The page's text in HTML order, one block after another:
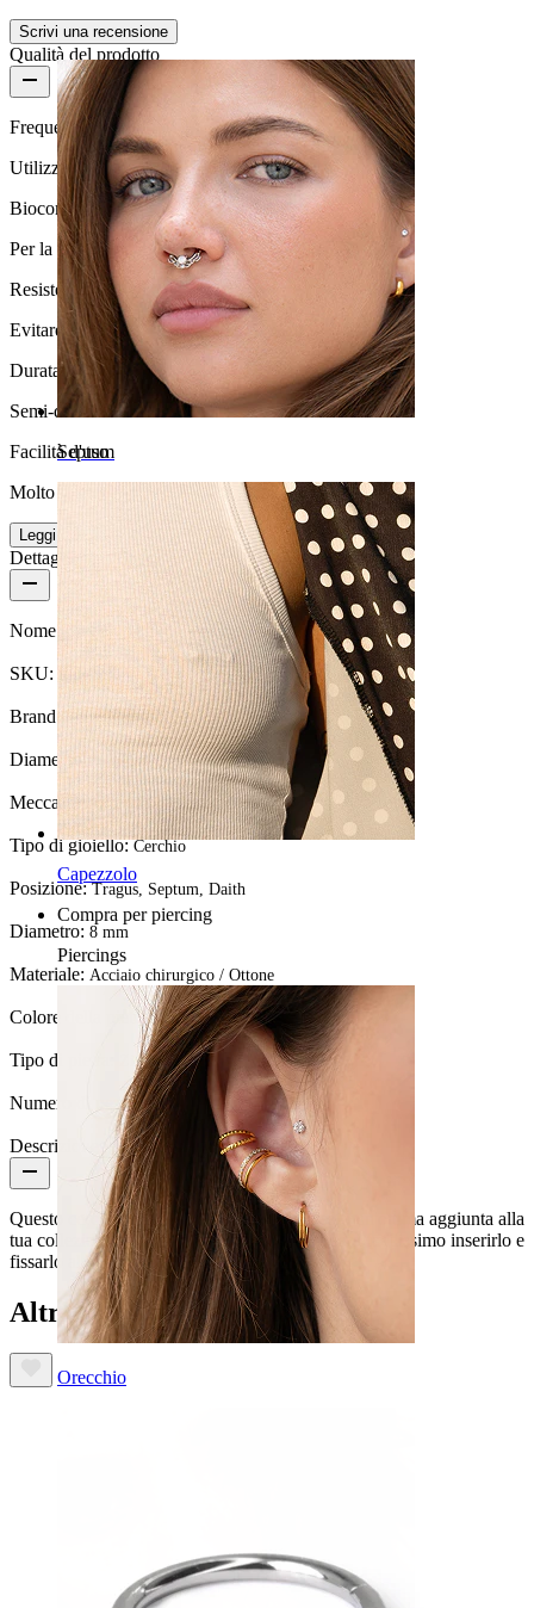
Ombelico
Septum
Capezzolo
Compra per piercing
Piercings
Orecchio
Scrivi una recensione
Qualità del prodotto
Frequenza di utilizzo
Utilizzo occasionale
Biocompatibilità
Per la maggior parte dei tipi di pelle
Resistenza all'acqua
Evitare l''acqua
Durata
Semi-durevole
Facilità d'uso
Molto facile
Leggi di più
Dettagli del prodotto
Nome: Cerchio con stelle e pietre frontali
SKU: Ring-231
Brand: Bodymod Moments
Diametro del filo:1,2 mm
Meccanismo di chiusura:Cardine
Tipo di gioiello:Cerchio
Posizione:Tragus, Septum, Daith
Diametro: 8 mm
Materiale: Acciaio chirurgico / Ottone
Colore della pietra:Trasparente
Tipo di pietra: Zirconia cubica
Numero di pezzi:1
Descrizione
Questo cerchio con stelle e pietre frontali sarà un'ottima aggiunta alla
tua collezione. È dotato di cerniera, quindi sarà facilissimo inserirlo e
fissarlo al tuo piercing.
Altri hanno acquistato anche